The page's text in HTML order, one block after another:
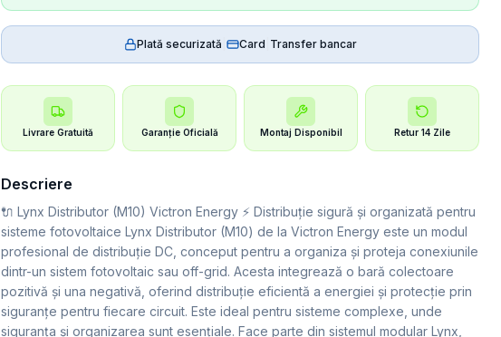
Plată securizată Card Transfer bancar
Livrare Gratuită Garanție Oficială Montaj Disponibil Retur 14 Zile
Descriere
🔌 Lynx Distributor (M10) Victron Energy ⚡ Distribuție sigură și organizată pentru
sisteme fotovoltaice Lynx Distributor (M10) de la Victron Energy este un modul
profesional de distribuție DC, conceput pentru a organiza și proteja conexiunile
dintr-un sistem fotovoltaic sau off-grid. Acesta integrează o bară colectoare
pozitivă și una negativă, oferind distribuție eficientă a energiei și protecție prin
siguranțe pentru fiecare circuit. Este ideal pentru sisteme complexe, unde
siguranța și organizarea sunt esențiale. Face parte din sistemul modular Lynx,